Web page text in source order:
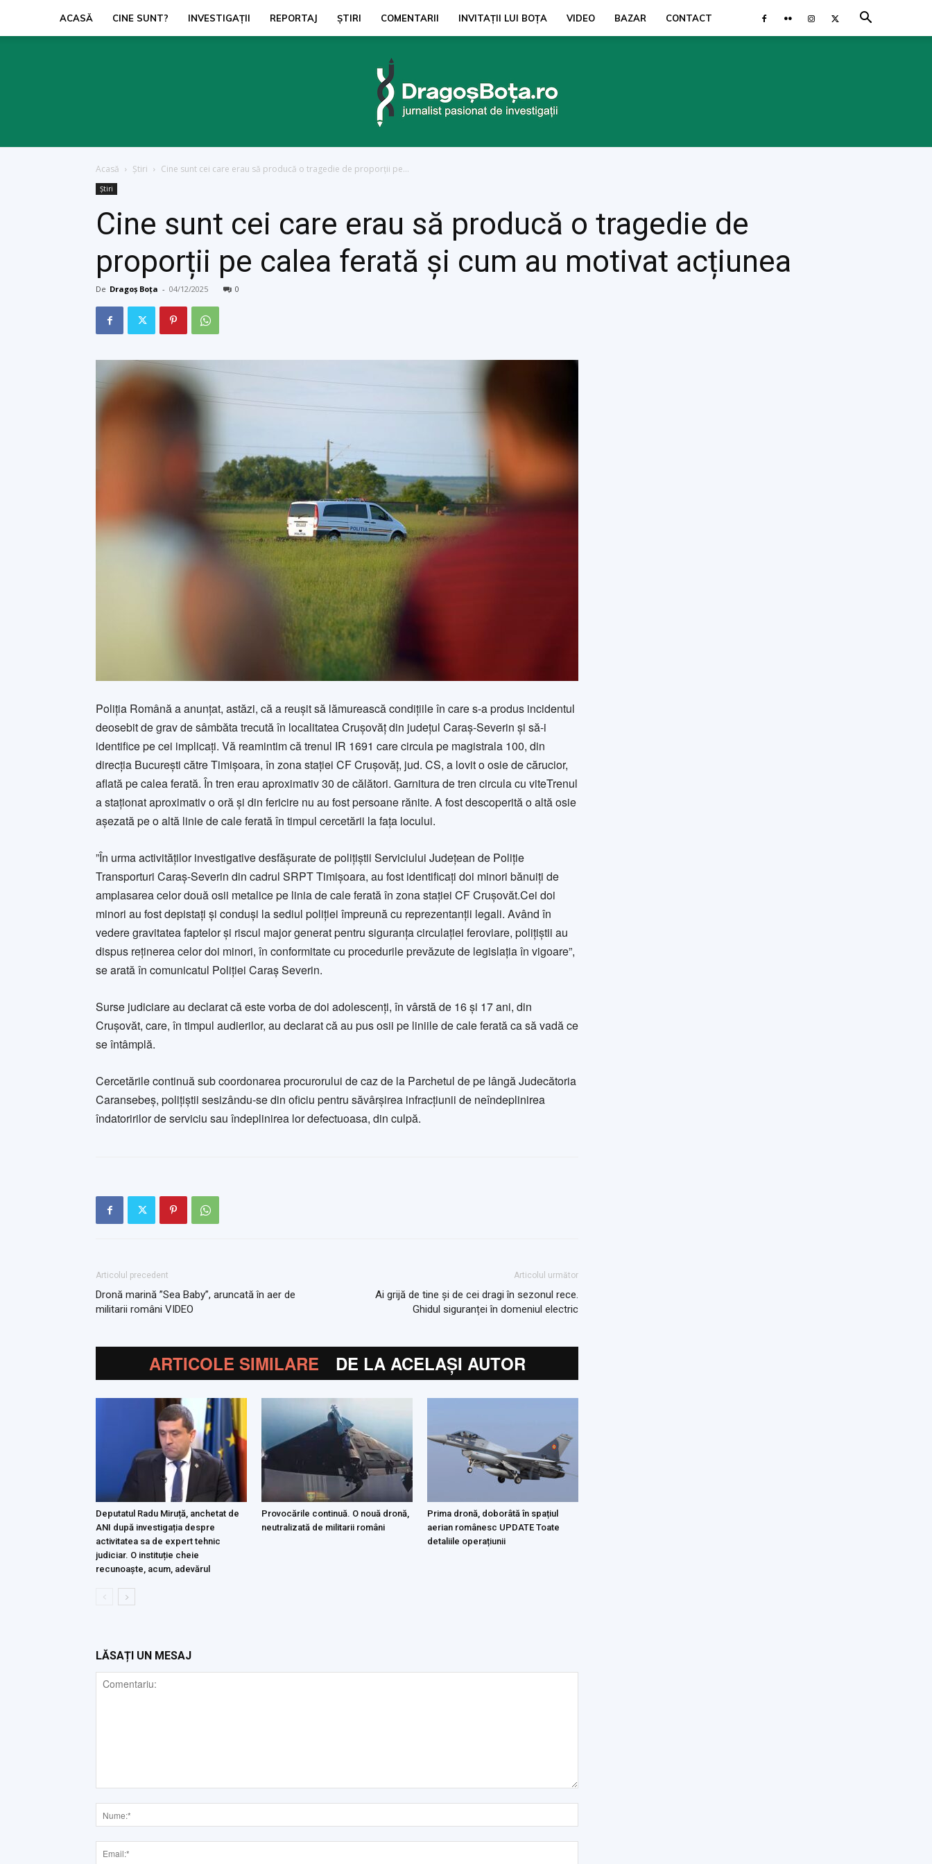
ACASĂ CINE SUNT? INVESTIGAŢII REPORTAJ ŞTIRI COMENTARII INVITAȚII LUI BOŢA VIDEO BAZAR CONTACT
Acasă Ştiri Cine sunt cei care erau să producă o tragedie de proporții pe...
Ştiri
Cine sunt cei care erau să producă o tragedie de
proporții pe calea ferată și cum au motivat acțiunea
De Dragoș Boța - 04/12/2025 0
Poliția Română a anunțat, astăzi, că a reușit să lămurească condițiile în care s-a produs incidentul
deosebit de grav de sâmbăta trecută în localitatea Crușovăț din județul Caraș-Severin și să-i
identifice pe cei implicați. Vă reamintim că trenul IR 1691 care circula pe magistrala 100, din
direcția București către Timișoara, în zona stației CF Crușovăț, jud. CS, a lovit o osie de cărucior,
aflată pe calea ferată. În tren erau aproximativ 30 de călători. Garnitura de tren circula cu viteTrenul
a staționat aproximativ o oră și din fericire nu au fost persoane rănite. A fost descoperită o altă osie
așezată pe o altă linie de cale ferată în timpul cercetării la fața locului.
”În urma activităților investigative desfășurate de polițiștii Serviciului Județean de Poliție
Transporturi Caraș-Severin din cadrul SRPT Timișoara, au fost identificați doi minori bănuiți de
amplasarea celor două osii metalice pe linia de cale ferată în zona stației CF Crușovăt.Cei doi
minori au fost depistați și conduși la sediul poliției împreună cu reprezentanții legali. Având în
vedere gravitatea faptelor și riscul major generat pentru siguranța circulației feroviare, polițiștii au
dispus reținerea celor doi minori, în conformitate cu procedurile prevăzute de legislația în vigoare”,
se arată în comunicatul Poliției Caraș Severin.
Surse judiciare au declarat că este vorba de doi adolescenți, în vârstă de 16 și 17 ani, din
Crușovăt, care, în timpul audierilor, au declarat că au pus osii pe liniile de cale ferată ca să vadă ce
se întâmplă.
Cercetările continuă sub coordonarea procurorului de caz de la Parchetul de pe lângă Judecătoria
Caransebeș, polițiștii sesizându-se din oficiu pentru săvârșirea infracțiunii de neîndeplinirea
îndatoririlor de serviciu sau îndeplinirea lor defectuoasa, din culpă.
Articolul precedent
Dronă marină ”Sea Baby”, aruncată în aer de
militarii români VIDEO
Articolul următor
Ai grijă de tine și de cei dragi în sezonul rece.
Ghidul siguranței în domeniul electric
ARTICOLE SIMILARE DE LA ACELAȘI AUTOR
Deputatul Radu Miruță, anchetat de
ANI după investigația despre
activitatea sa de expert tehnic
judiciar. O instituție cheie
recunoaște, acum, adevărul
Provocările continuă. O nouă dronă,
neutralizată de militarii români
Prima dronă, doborâtă în spațiul
aerian românesc UPDATE Toate
detaliile operațiunii
LĂSAȚI UN MESAJ